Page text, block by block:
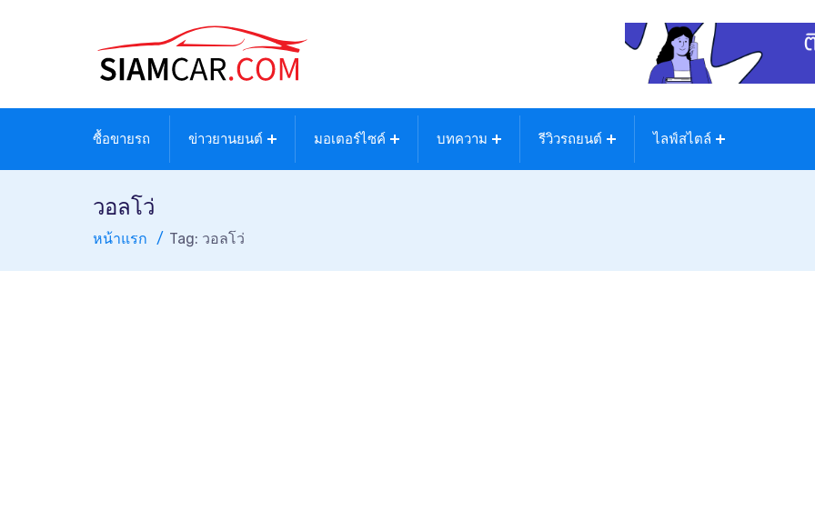
ซื้อขายรถ ข่าวยานยนต์ มอเตอร์ไซค์ บทความ รีวิวรถยนต์ ไลฟ์สไตล์
วอลโว่
หน้าแรก Tag: วอลโว่